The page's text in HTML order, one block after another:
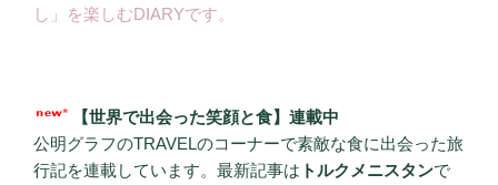
し」を楽しむDIARYです。
【世界で出会った笑顔と食】連載中
公明グラフのTRAVELのコーナーで素敵な食に出会った旅
行記を連載しています。最新記事は トルクメニスタンで